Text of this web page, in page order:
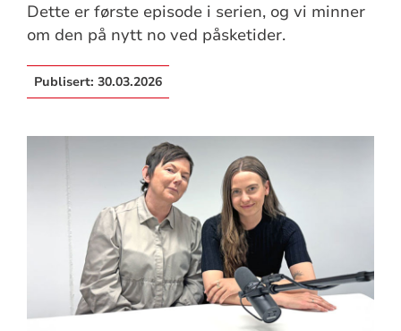
Dette er første episode i serien, og vi minner
om den på nytt no ved påsketider.
Publisert: 30.03.2026